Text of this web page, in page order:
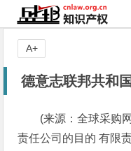
德意志联邦共和
(来源：全球采购
责任公司的目的 有限
A+